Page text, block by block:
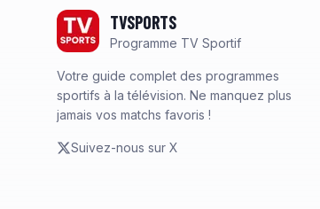
TVSPORTS
Programme TV Sportif
Votre guide complet des programmes
sportifs à la télévision. Ne manquez plus
jamais vos matchs favoris !
Suivez-nous sur X